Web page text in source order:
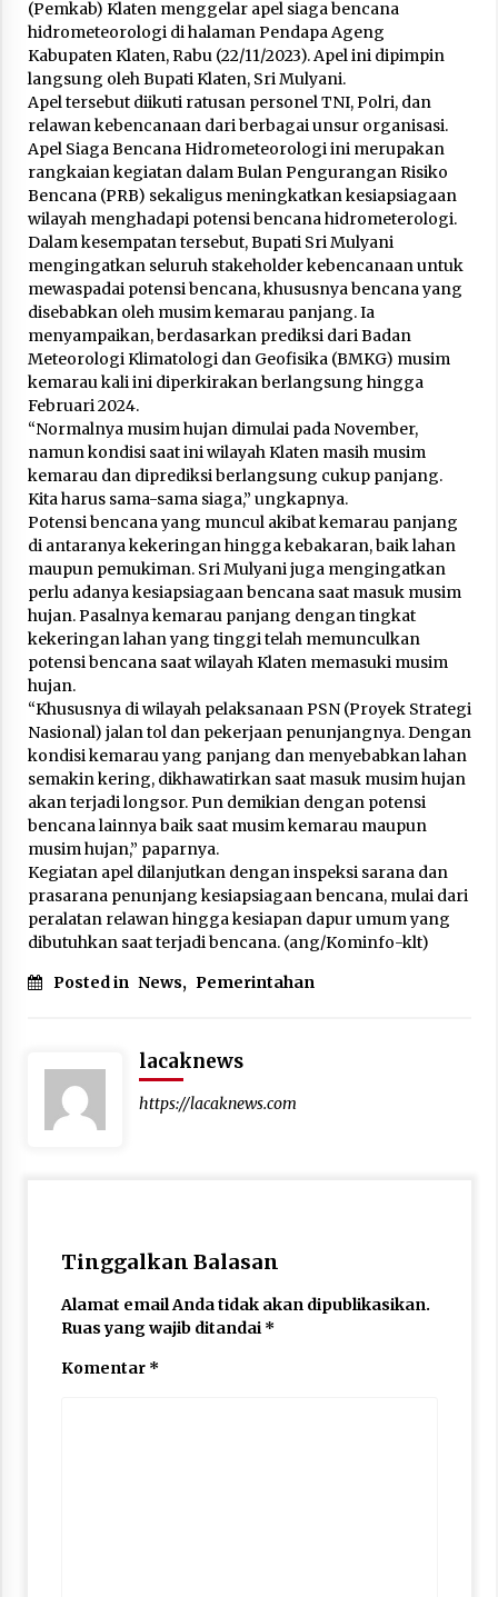
Penutupan ICHC ke-35 di Klaten Berlangsung
Meriah dengan Kehadiran Dubes Belanda dan
Jerman
Mei 21, 2026
Pesepeda Asing Gowes Keliling Desa, Klaten
Dorong Budaya Bersepeda Komunal Lewat
KLIC Fest 2026
Mei 21, 2026
Delegasi 16 Negara Ikuti City Tour Pembuka
KLIC Fest 2026 di Klaten
Mei 21, 2026
SPPG Gombang Cawas Lolos Sertifikasi Halal,
Desember 15, 2025
Klaten Dinobatkan Kabupten Sangat Inovatif Di
IGA Award 2025
Desember 11, 2025
(Pemkab) Klaten menggelar apel siaga bencana
hidrometeorologi di halaman Pendapa Ageng
Kabupaten Klaten, Rabu (22/11/2023). Apel ini dipimpin
langsung oleh Bupati Klaten, Sri Mulyani.
Apel tersebut diikuti ratusan personel TNI, Polri, dan
relawan kebencanaan dari berbagai unsur organisasi.
Apel Siaga Bencana Hidrometeorologi ini merupakan
rangkaian kegiatan dalam Bulan Pengurangan Risiko
Bencana (PRB) sekaligus meningkatkan kesiapsiagaan
wilayah menghadapi potensi bencana hidrometerologi.
Dalam kesempatan tersebut, Bupati Sri Mulyani
mengingatkan seluruh stakeholder kebencanaan untuk
mewaspadai potensi bencana, khususnya bencana yang
disebabkan oleh musim kemarau panjang. Ia
menyampaikan, berdasarkan prediksi dari Badan
Meteorologi Klimatologi dan Geofisika (BMKG) musim
kemarau kali ini diperkirakan berlangsung hingga
Februari 2024.
“Normalnya musim hujan dimulai pada November,
namun kondisi saat ini wilayah Klaten masih musim
kemarau dan diprediksi berlangsung cukup panjang.
Kita harus sama-sama siaga,” ungkapnya.
Potensi bencana yang muncul akibat kemarau panjang
di antaranya kekeringan hingga kebakaran, baik lahan
maupun pemukiman. Sri Mulyani juga mengingatkan
perlu adanya kesiapsiagaan bencana saat masuk musim
hujan. Pasalnya kemarau panjang dengan tingkat
kekeringan lahan yang tinggi telah memunculkan
potensi bencana saat wilayah Klaten memasuki musim
hujan.
“Khususnya di wilayah pelaksanaan PSN (Proyek Strategi
Nasional) jalan tol dan pekerjaan penunjangnya. Dengan
kondisi kemarau yang panjang dan menyebabkan lahan
semakin kering, dikhawatirkan saat masuk musim hujan
akan terjadi longsor. Pun demikian dengan potensi
bencana lainnya baik saat musim kemarau maupun
musim hujan,” paparnya.
Kegiatan apel dilanjutkan dengan inspeksi sarana dan
prasarana penunjang kesiapsiagaan bencana, mulai dari
peralatan relawan hingga kesiapan dapur umum yang
dibutuhkan saat terjadi bencana. (ang/Kominfo-klt)
Posted in News, Pemerintahan
lacaknews
https://lacaknews.com
Tinggalkan Balasan
Alamat email Anda tidak akan dipublikasikan.
Ruas yang wajib ditandai *
Komentar *